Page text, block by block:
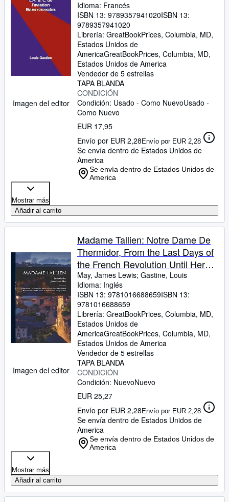
Imagen del editor
Idioma: Francés
ISBN 13: 9789357941020ISBN 13:
9789357941020
Librería: GreatBookPrices, Columbia, MD,
Estados Unidos de
AmericaGreatBookPrices, Columbia, MD,
Estados Unidos de America
Vendedor de 5 estrellas
TAPA BLANDA
CONDICIÓN
Condición: Usado - Como NuevoUsado -
Como Nuevo
EUR 17,95
Envío por EUR 2,28Envío por EUR 2,28
Se envía dentro de Estados Unidos de
America
Se envía dentro de Estados Unidos de
America
Mostrar más
Añadir al carrito
Imagen del editor
Madame Tallien: Notre Dame De
Thermidor, From the Last Days of
the French Revolution Until Her
Death As Princess De Chimay in
1835
May, James Lewis; Gastine, Louis
Idioma: Inglés
ISBN 13: 9781016688659ISBN 13:
9781016688659
Librería: GreatBookPrices, Columbia, MD,
Estados Unidos de
AmericaGreatBookPrices, Columbia, MD,
Estados Unidos de America
Vendedor de 5 estrellas
TAPA BLANDA
CONDICIÓN
Condición: NuevoNuevo
EUR 25,27
Envío por EUR 2,28Envío por EUR 2,28
Se envía dentro de Estados Unidos de
America
Se envía dentro de Estados Unidos de
America
Mostrar más
Añadir al carrito